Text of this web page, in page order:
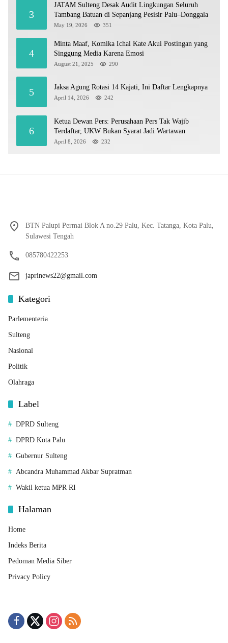
3
JATAM Sulteng Desak Audit Lingkungan Seluruh
Tambang Batuan di Sepanjang Pesisir Palu–Donggala
May 19, 2026 351
4
Minta Maaf, Komika Ichal Kate Akui Postingan yang
Singgung Media Karena Emosi
August 21, 2025 290
5 Jaksa Agung Rotasi 14 Kajati, Ini Daftar Lengkapnya
April 14, 2026 242
6
Ketua Dewan Pers: Perusahaan Pers Tak Wajib
Terdaftar, UKW Bukan Syarat Jadi Wartawan
April 8, 2026 232
BTN Palupi Permai Blok A no.29 Palu, Kec. Tatanga, Kota Palu,
Sulawesi Tengah
085780422253
japrinews22@gmail.com
Kategori
Parlementeria
Sulteng
Nasional
Politik
Olahraga
Label
DPRD Sulteng
DPRD Kota Palu
Gubernur Sulteng
Abcandra Muhammad Akbar Supratman
Wakil ketua MPR RI
Halaman
Home
Indeks Berita
Pedoman Media Siber
Privacy Policy